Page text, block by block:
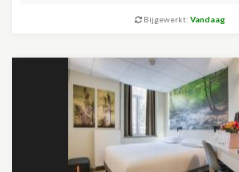
Bijgewerkt: Vandaag